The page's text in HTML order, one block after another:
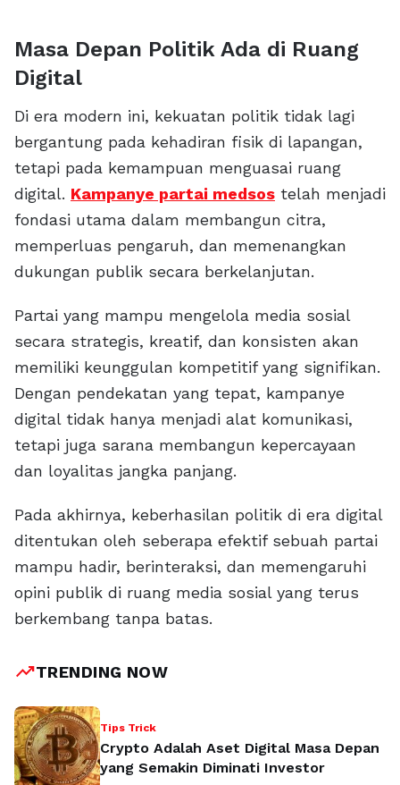
Masa Depan Politik Ada di Ruang
Digital
Di era modern ini, kekuatan politik tidak lagi
bergantung pada kehadiran fisik di lapangan,
tetapi pada kemampuan menguasai ruang
digital. Kampanye partai medsos telah menjadi
fondasi utama dalam membangun citra,
memperluas pengaruh, dan memenangkan
dukungan publik secara berkelanjutan.
Partai yang mampu mengelola media sosial
secara strategis, kreatif, dan konsisten akan
memiliki keunggulan kompetitif yang signifikan.
Dengan pendekatan yang tepat, kampanye
digital tidak hanya menjadi alat komunikasi,
tetapi juga sarana membangun kepercayaan
dan loyalitas jangka panjang.
Pada akhirnya, keberhasilan politik di era digital
ditentukan oleh seberapa efektif sebuah partai
mampu hadir, berinteraksi, dan memengaruhi
opini publik di ruang media sosial yang terus
berkembang tanpa batas.
trending_upTRENDING NOW
Tips Trick
Crypto Adalah Aset Digital Masa Depan
yang Semakin Diminati Investor